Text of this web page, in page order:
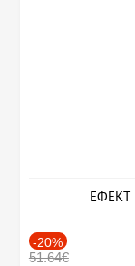
ЕФЕКТ
-20%
51.64€